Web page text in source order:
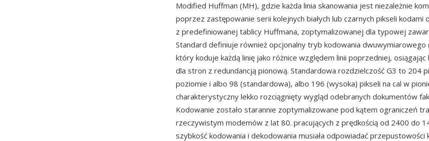
Modified Huffman (MH), gdzie każda linia skanowania jest niezależnie
poprzez zastępowanie serii kolejnych białych lub czarnych pikseli kodami
z predefiniowanej tablicy Huffmana, zoptymalizowanej dla typowej
Standard definiuje również opcjonalny tryb kodowania dwuwymiarowego
który koduje każdą linię jako różnice względem linii poprzedniej,
dla stron z redundancją pionową. Standardowa rozdzielczość G3 to 204
poziomie i albo 98 (standardowa), albo 196 (wysoka) pikseli na cal w
charakterystyczny lekko rozciągnięty wygląd odebranych dokumentów
Kodowanie zostało starannie zoptymalizowane pod kątem ograniczeń
rzeczywistym modemów z lat 80. pracujących z prędkością od 2400 do
szybkość kodowania i dekodowania musiała odpowiadać przepustowości